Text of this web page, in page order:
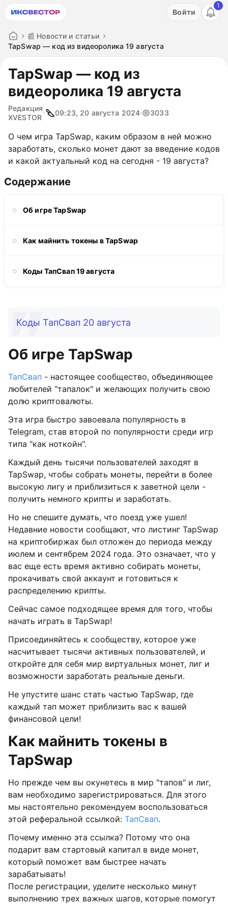
Акция: бесплатный пробный период на 3 дня!
Войти
1
📰 Новости и статьи
TapSwap — код из видеоролика 19 августа
TapSwap — код из
видеоролика 19 августа
Редакция
XVESTOR
09:23, 20 августа 2024 3033
О чем игра TapSwap, каким образом в ней можно
заработать, сколько монет дают за введение кодов
и какой актуальный код на сегодня - 19 августа?
Содержание
Об игре TapSwap
Как майнить токены в TapSwap
Коды ТапСвап 19 августа
Коды ТапСвап 20 августа
Об игре TapSwap
ТапСвап - настоящее сообщество, объединяющее
любителей "тапалок" и желающих получить свою
долю криптовалюты.
Эта игра быстро завоевала популярность в
Telegram, став второй по популярности среди игр
типа "как ноткойн".
Каждый день тысячи пользователей заходят в
TapSwap, чтобы собрать монеты, перейти в более
высокую лигу и приблизиться к заветной цели -
получить немного крипты и заработать.
Но не спешите думать, что поезд уже ушел!
Недавние новости сообщают, что листинг TapSwap
на криптобиржах был отложен до периода между
июлем и сентябрем 2024 года. Это означает, что у
вас еще есть время активно собирать монеты,
прокачивать свой аккаунт и готовиться к
распределению крипты.
Сейчас самое подходящее время для того, чтобы
начать играть в TapSwap!
Присоединяйтесь к сообществу, которое уже
насчитывает тысячи активных пользователей, и
откройте для себя мир виртуальных монет, лиг и
возможности заработать реальные деньги.
Не упустите шанс стать частью TapSwap, где
каждый тап может приблизить вас к вашей
финансовой цели!
Как майнить токены в
TapSwap
Но прежде чем вы окунетесь в мир "тапов" и лиг,
вам необходимо зарегистрироваться. Для этого
мы настоятельно рекомендуем воспользоваться
этой реферальной ссылкой: ТапСвап.
Почему именно эта ссылка? Потому что она
подарит вам стартовый капитал в виде монет,
который поможет вам быстрее начать
зарабатывать!
После регистрации, уделите несколько минут
выполнению трех важных шагов, которые помогут